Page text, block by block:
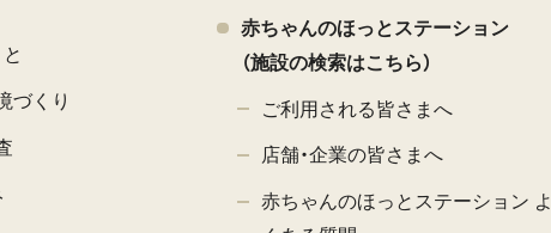
づくり
赤ちゃんのほっとステーション
（施設の検索はこちら）
ご利用される皆さまへ
店舗・企業の皆さまへ
赤ちゃんのほっとステーション よ